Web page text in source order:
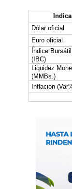
Dólar oficial
Euro oficial
Índice
(IBC)
Liquidez
(MMBs.)
Inflación